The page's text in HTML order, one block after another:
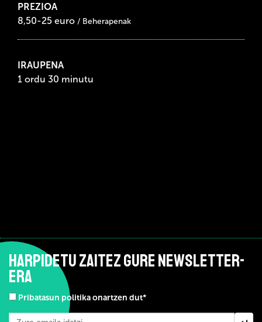
PREZIOA
8,50-25 euro / Beherapenak
IRAUPENA
1 ordu 30 minutu
HARPIDETU ZAITEZ GURE NEWSLETTER-
ERA
Pribatasun politika onartzen dut*